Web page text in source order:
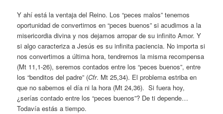
Y ahí está la ventaja del Reino. Los “peces malos” tenemos
oportunidad de convertirnos en “peces buenos” si acudimos a la
misericordia divina y nos dejamos arropar de su infinito Amor. Y
si algo caracteriza a Jesús es su infinita paciencia. No importa si
nos convertimos a última hora, tendremos la misma recompensa
(Mt 11,1-26), seremos contados entre los “peces buenos”, entre
los “benditos del padre” (Cfr. Mt 25,34). El problema estriba en
que no sabemos el día ni la hora (Mt 24,36). Si fuera hoy,
¿serías contado entre los “peces buenos”? De ti depende…
Todavía estás a tiempo.